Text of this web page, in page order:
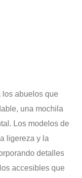
los abuelos que
una mochila
Los modelos de
ligereza y la
detalles
accesibles que